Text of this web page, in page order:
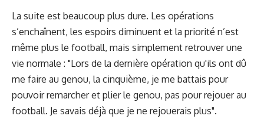
La suite est beaucoup plus dure. Les opérations
s’enchaînent, les espoirs diminuent et la priorité n’est
même plus le football, mais simplement retrouver une
vie normale : "Lors de la dernière opération qu'ils ont dû
me faire au genou, la cinquième, je me battais pour
pouvoir remarcher et plier le genou, pas pour rejouer au
football. Je savais déjà que je ne rejouerais plus".